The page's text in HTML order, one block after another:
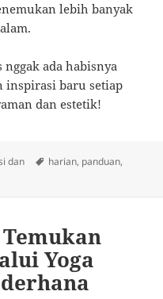
lebih banyak
ada habisnya
inspirasi baru setiap
dan estetik!
dan Tags
harian, panduan,
Ketenangan: Panduan Harian
Yoga